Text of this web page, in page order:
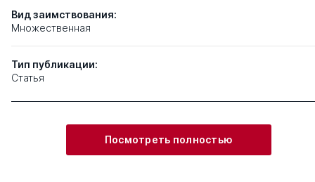
Вид заимствования:
Множественная
Тип публикации:
Статья
Посмотреть полностью